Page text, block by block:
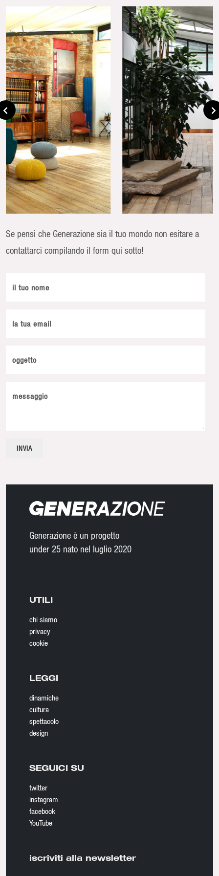
Se pensi che Generazione sia il tuo mondo non esitare a
contattarci compilando il form qui sotto!
il tuo nome
la tua email
oggetto
messaggio
Generazione è un progetto
under 25 nato nel luglio 2020
UTILI
chi siamo
privacy
cookie
LEGGI
dinamiche
cultura
spettacolo
design
SEGUICI SU
twitter
instagram
facebook
YouTube
iscriviti alla newsletter